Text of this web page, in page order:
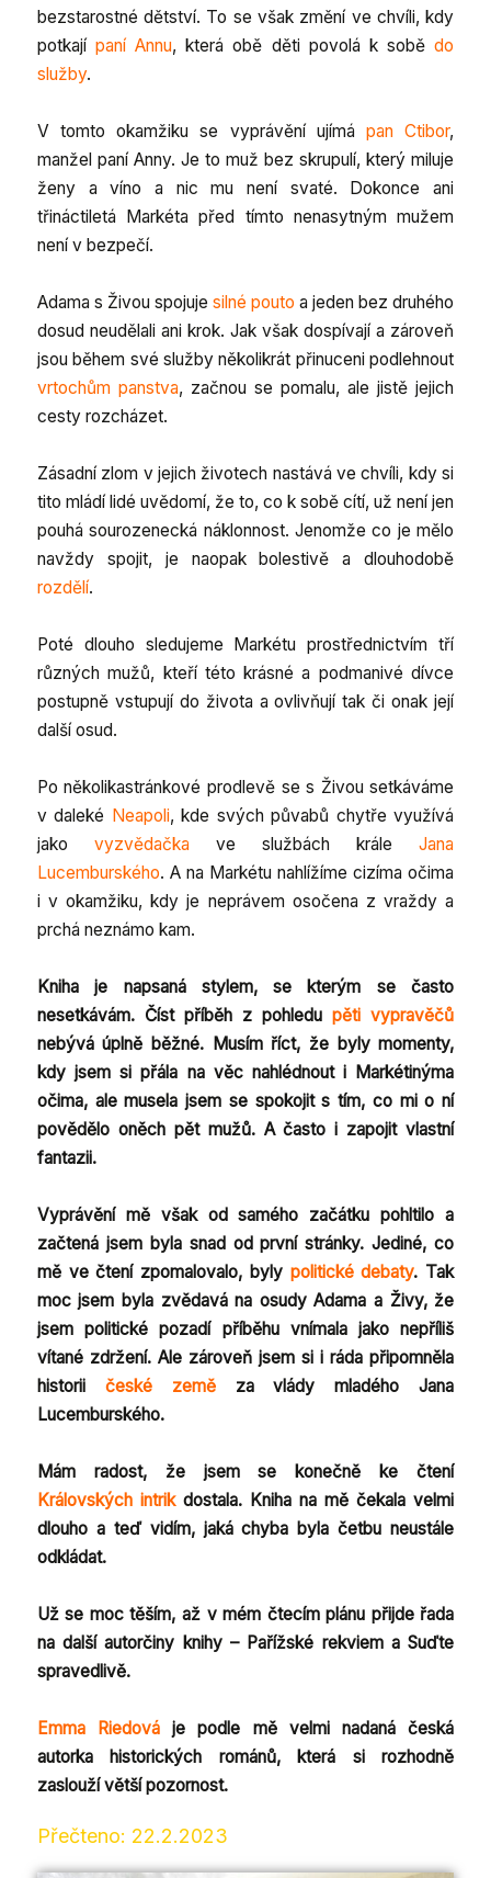
bezstarostné dětství. To se však změní ve chvíli, kdy
potkajípaní Annu, která obě děti povolá k sobědo
služby.
V tomto okamžiku se vyprávění ujímá pan Ctibor,
manžel paní Anny. Je to muž bez skrupulí, který miluje
ženy a víno a nic mu není svaté. Dokonce ani
třináctiletá Markéta před tímto nenasytným mužem
není v bezpečí.
Adama s Živou spojuje silné pouto a jeden bez druhého
dosud neudělali ani krok. Jak však dospívají a zároveň
jsou během své služby několikrát přinuceni podlehnout
vrtochům panstva, začnou se pomalu, ale jistě jejich
cesty rozcházet.
Zásadní zlom v jejich životech nastává ve chvíli, kdy si
tito mládí lidé uvědomí, že to, co k sobě cítí, už není jen
pouhá sourozenecká náklonnost. Jenomže co je mělo
navždy spojit, je naopak bolestivě a dlouhodobě
rozdělí.
Poté dlouho sledujeme Markétu prostřednictvím tří
různých mužů, kteří této krásné a podmanivé dívce
postupně vstupují do života a ovlivňují tak či onak její
další osud.
Po několikastránkové prodlevě se s Živou setkáváme
v daleké Neapoli, kde svých půvabů chytře využívá
jako vyzvědačkave službách králeJana
Lucemburského. A na Markétu nahlížíme cizíma očima
i v okamžiku, kdy je neprávem osočena z vraždy a
prchá neznámo kam.
Kniha je napsaná stylem, se kterým se často
nesetkávám. Číst příběh z pohledupěti vypravěčů
nebývá úplně běžné. Musím říct, že byly momenty,
kdy jsem si přála na věc nahlédnout i Markétinýma
očima, ale musela jsem se spokojit s tím, co mi o ní
povědělo oněch pět mužů. A často i zapojit vlastní
fantazii.
Vyprávění mě však od samého začátku pohltilo a
začtená jsem byla snad od první stránky. Jediné, co
mě ve čtení zpomalovalo, byly politické debaty. Tak
moc jsem byla zvědavá na osudy Adama a Živy, že
jsem politické pozadí příběhu vnímala jako nepříliš
vítané zdržení. Ale zároveň jsem si i ráda připomněla
historii české zeměza vlády mladého Jana
Lucemburského.
Mám radost, že jsem se konečně ke čtení
Královských intrikdostala. Kniha na mě čekala velmi
dlouho a teď vidím, jaká chyba byla četbu neustále
odkládat.
Už se moc těším, až v mém čtecím plánu přijde řada
na další autorčiny knihy – Pařížské rekviem a Suďte
spravedlivě.
Emma Riedová je podle mě velmi nadaná česká
autorka historických románů, která si rozhodně
zaslouží větší pozornost.
Přečteno: 22.2.2023